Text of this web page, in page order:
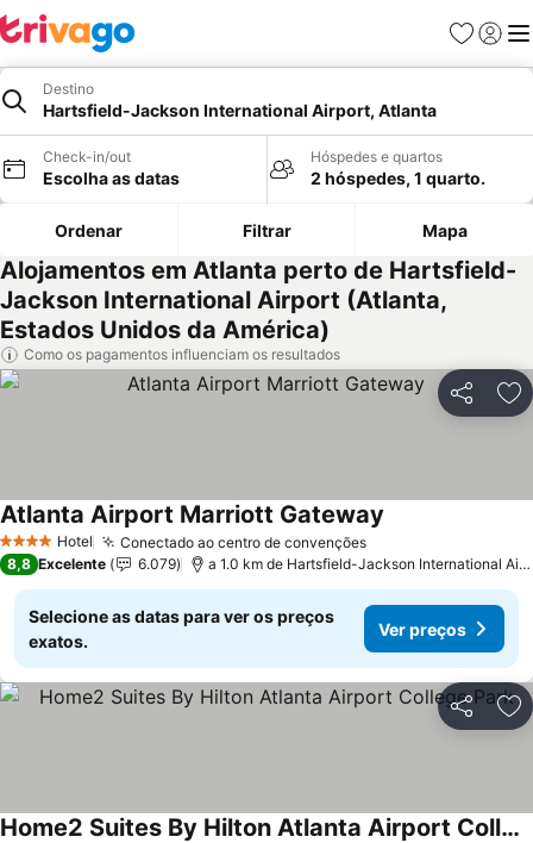
Favoritos
Iniciar
Destino
Hartsfield-Jackson International Airport, Atlanta
Check-in/out
Escolha as datas
Hóspedes e quartos
2 hóspedes, 1 quarto.
Ordenar Filtrar Mapa
Alojamentos em Atlanta perto de Hartsfield-
Jackson International Airport (Atlanta,
Estados Unidos da América)
Como os pagamentos influenciam os resultados
Partilhar
4 EstrelasHotel Conectado ao centro de convenções
Atlanta Airport Marriott Gateway
8,8 Excelente 6.079 a 1.0 km de Hartsfield-Jackson International Airport
Selecione as datas para ver os preços
exatos.
Ver preços
Partilhar
Home2 Suites By Hilton Atlanta Airport College Park